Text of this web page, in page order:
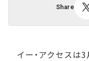
Share
イー・アクセスは3